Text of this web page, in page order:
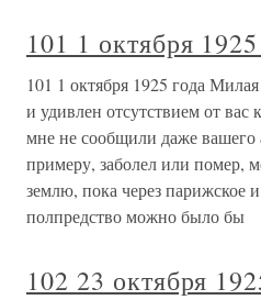
101 1 октября
101 1 октября 1925 года
и удивлен отсутствием от
мне не сообщили даже вашего
примеру, заболел или помер,
землю, пока через парижское
полпредство можно было бы
102 23 октября